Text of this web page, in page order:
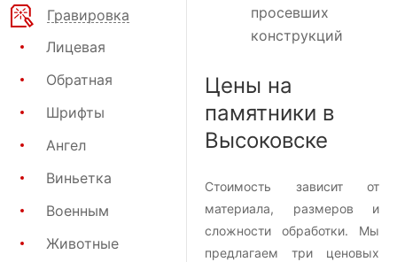
Гравировка
Лицевая
Обратная
Шрифты
Ангел
Виньетка
Военным
Животные
просевших
конструкций
Цены на
памятники в
Высоковске
Стоимость зависит от
материала, размеров и
сложности обработки. Мы
предлагаем три ценовых